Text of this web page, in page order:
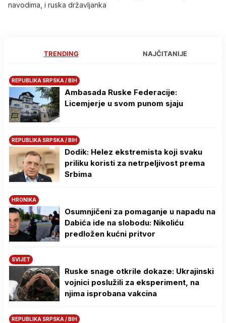
navodima, i ruska državljanka
TRENDING NAJČITANIJE
REPUBLIKA SRPSKA / BIH
Ambasada Ruske Federacije:
Licemjerje u svom punom sjaju
REPUBLIKA SRPSKA / BIH
Dodik: Helez ekstremista koji svaku
priliku koristi za netrpeljivost prema
Srbima
HRONIKA
Osumnjičeni za pomaganje u napadu na
Dabića ide na slobodu: Nikoliću
predložen kućni pritvor
SVIJET
Ruske snage otkrile dokaze: Ukrajinski
vojnici poslužili za eksperiment, na
njima isprobana vakcina
REPUBLIKA SRPSKA / BIH